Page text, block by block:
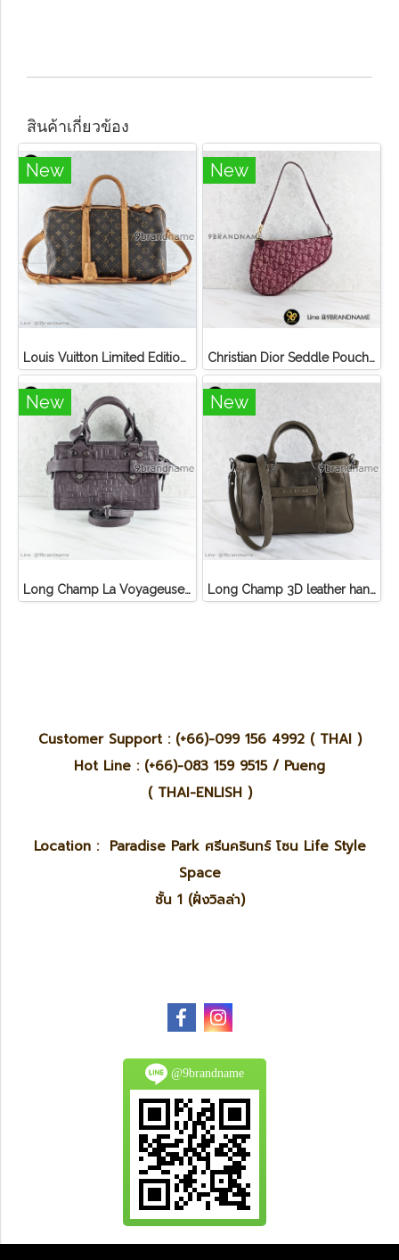
สินค้าเกี่ยวข้อง
New
Louis Vuitton Limited Edition Monogram Canvas Sofia Coppola SC Bag
New
Christian Dior Seddle Pouch Accessory Hand Bag
New
Long Champ La Voyageuse Bag Leather
New
Long Champ 3D leather handbag
Customer Support : (+66)-099 156 4992 ( THAI )
Hot Line : (+66)-083 159 9515 / Pueng
( THAI-ENLISH )
Location : Paradise Park ศรีนครินทร์ โซน Life Style
Space
ชั้น 1 (ฝั่งวิลล่า)
@9brandname